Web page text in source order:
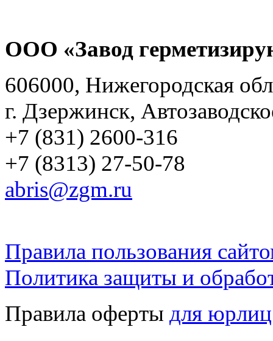
ООО «Завод
606000, Нижегородская
г. Дзержинск,
+7 (831) 2600-316
+7 (8313) 27-50-78
abris@zgm.ru
Правила пользования
Политика защиты и
Правила оферты для